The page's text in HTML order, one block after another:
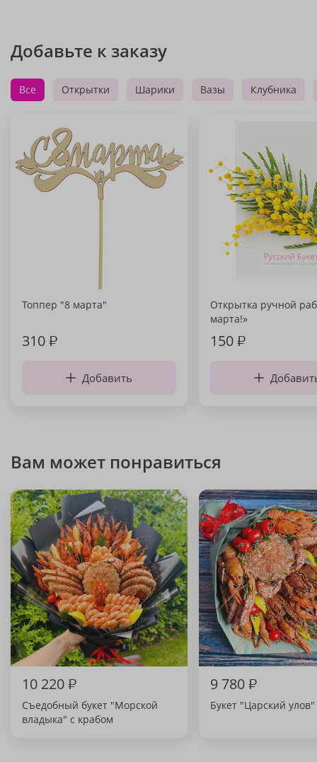
Добавьте к заказу
Все Открытки Шарики Вазы Клубника
Топпер "8 марта"
310₽
Добавить
Открытка ручной
марта!»
150₽
Вам может понравиться
10 220₽
Съедобный букет "Морской
владыка" с крабом
9 780₽
Букет "Царский улов"